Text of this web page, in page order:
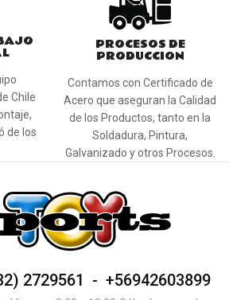
Chile
de los
PROCESOS DE
PRODUCCION
Contamos con Certificado de
Acero que aseguran la Calidad
de los Productos, tanto en la
Soldadura, Pintura,
Galvanizado y otros Procesos.
2729561 - +56942603899